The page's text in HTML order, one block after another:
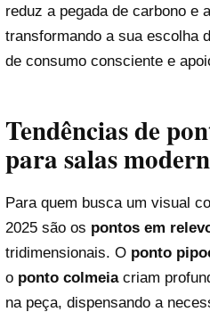
reduz a pegada de carbono e
transformando a sua escolha
de consumo consciente e
Tendências de
para salas
Para quem busca um visual
2025 são os pontos em
tridimensionais. O ponto
o ponto colmeiacriam
na peça, dispensando a